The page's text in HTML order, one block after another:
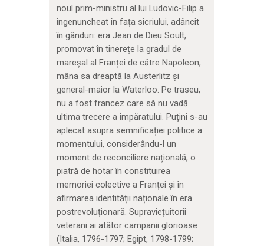
noul prim-ministru al lui Ludovic-Filip a
îngenuncheat în fața sicriului, adâncit
în gânduri: era Jean de Dieu Soult,
promovat în tinerețe la gradul de
mareșal al Franței de către Napoleon,
mâna sa dreaptă la Austerlitz și
general-maior la Waterloo. Pe traseu,
nu a fost francez care să nu vadă
ultima trecere a împăratului. Puțini s-au
aplecat asupra semnificației politice a
momentului, considerându-l un
moment de reconciliere națională, o
piatră de hotar în constituirea
memoriei colective a Franței și în
afirmarea identității naționale în era
postrevoluționară. Supraviețuitorii
veterani ai atâtor campanii glorioase
(Italia, 1796-1797; Egipt, 1798-1799;